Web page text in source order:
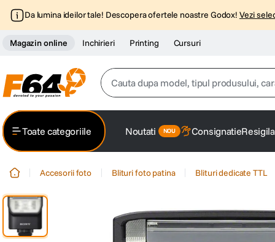
Da lumina ideilor tale! Descopera ofertele noastre Godox! Vezi
Magazin online Inchirieri Printing Cursuri
Cauta dupa model, tipul produsului,
2 . trepied
4. peak design
Toate categoriile Noutati Consignatie
Accesorii foto Blituri foto patina Blituri dedicate TTL